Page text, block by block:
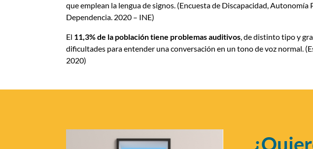
que emplean la lengua de signos. (Encuesta de Discapacidad, Autonomía
Dependencia. 2020 – INE)
El 11,3% de la población tiene problemas auditivos, de distinto tipo y
dificultades para entender una conversación en un tono de voz normal.
2020)